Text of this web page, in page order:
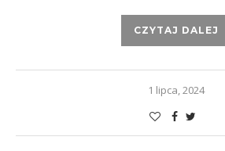
CZYTAJ DALEJ
1 lipca, 2024